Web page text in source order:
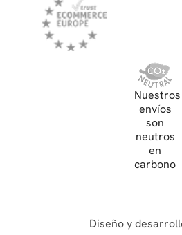
Nuestros
envíos
son
neutros
en
carbono
Diseño y